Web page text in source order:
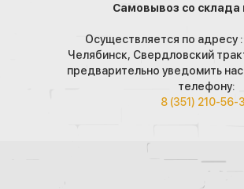
Самовывоз со склада
Осуществляется по адресу
Челябинск, Свердловский
предварительно уведомить
телефону:
8 (351) 210-56-